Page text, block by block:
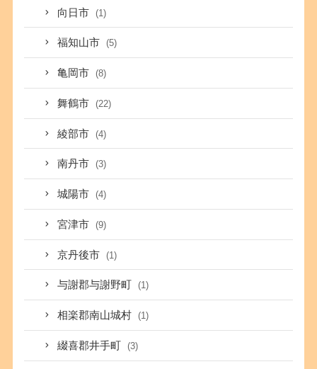
向日市 (1)
福知山市 (5)
亀岡市 (8)
舞鶴市 (22)
綾部市 (4)
南丹市 (3)
城陽市 (4)
宮津市 (9)
京丹後市 (1)
与謝郡与謝野町 (1)
相楽郡南山城村 (1)
綴喜郡井手町 (3)